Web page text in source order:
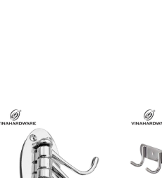
Kiểu lắp đặt:
Bắt cố định vào nóc tủ
Vật liệu: Kim loại kết hợp chi tiết nhựa
Chức năng: Treo quần áo